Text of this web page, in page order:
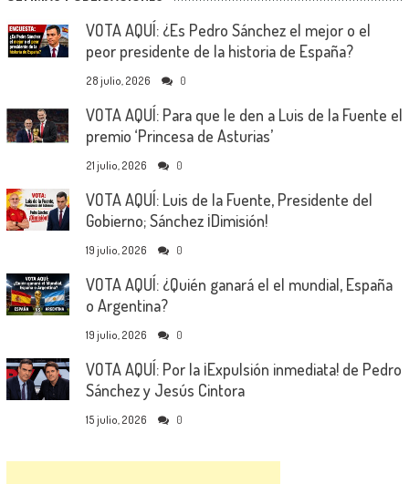
VOTA AQUÍ: ¿Es Pedro Sánchez el mejor o el
peor presidente de la historia de España?
28 julio, 2026 0
VOTA AQUÍ: Para que le den a Luis de la Fuente el
premio ‘Princesa de Asturias’
21 julio, 2026 0
VOTA AQUÍ: Luis de la Fuente, Presidente del
Gobierno; Sánchez ¡Dimisión!
19 julio, 2026 0
VOTA AQUÍ: ¿Quién ganará el el mundial, España
o Argentina?
19 julio, 2026 0
VOTA AQUÍ: Por la ¡Expulsión inmediata! de Pedro
Sánchez y Jesús Cintora
15 julio, 2026 0